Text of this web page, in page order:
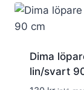
Dima
lin/svart